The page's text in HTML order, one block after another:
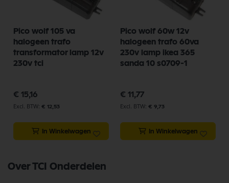
Pico wolf 105 va
halogeen trafo
transformator lamp 12v
230v tci
€ 15,16
€ 12,53
In Winkelwagen
Pico wolf 60w 12v
halogeen trafo 60va
230v lamp ikea 365
sanda 10 s0709-1
€ 11,77
€ 9,73
In Winkelwagen
Over TCI Onderdelen